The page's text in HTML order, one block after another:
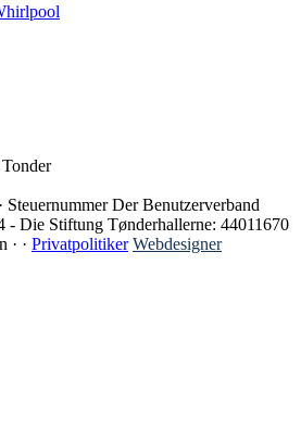
Der Benutzerverband
- Die Stiftung Tønderhallerne: 44011670
· · Privatpolitiker Webdesigner